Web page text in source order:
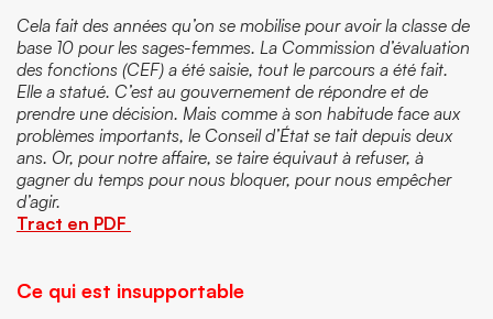
Cela fait des années qu’on se mobilise pour avoir la classe de
base 10 pour les sages-femmes. La Commission d’évaluation
des fonctions (CEF) a été saisie, tout le parcours a été fait.
Elle a statué. C’est au gouvernement de répondre et de
prendre une décision. Mais comme à son habitude face aux
problèmes importants, le Conseil d’État se tait depuis deux
ans. Or, pour notre affaire, se taire équivaut à refuser, à
gagner du temps pour nous bloquer, pour nous empêcher
d’agir.
Tract en PDF
Ce qui est insupportable